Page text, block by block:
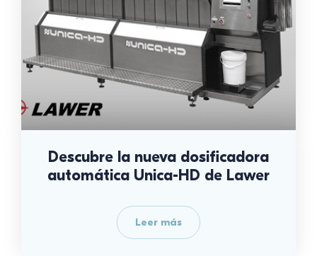
Descubre la nueva dosificadora
automática Unica-HD de Lawer
Leer más